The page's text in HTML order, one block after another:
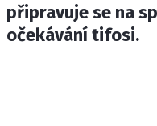
připravuje se na
očekávání tifosi.